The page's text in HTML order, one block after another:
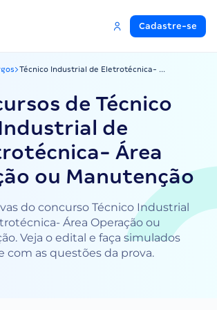
Cadastre-se
Técnico Industrial de Eletrotécnica- ...
de Técnico
de
Área
ou Manutenção
do concurso Técnico Industrial
Área Operação ou
Veja o edital e faça simulados
com as questões da prova.